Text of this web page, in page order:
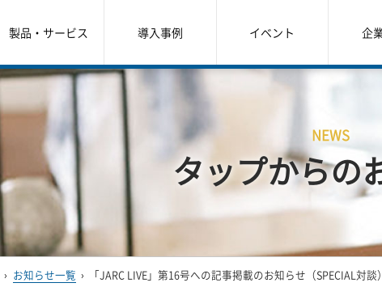
製品・サービス 導入事例 イベント 企
NEWS
タップからの
› お知らせ一覧 › 「JARC LIVE」第16号への記事掲載のお知らせ（SPECIAL対談）